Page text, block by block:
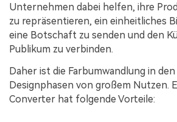
Unternehmen dabei helfen, ihre
zu repräsentieren, ein einheitliches
eine Botschaft zu senden und den
Publikum zu verbinden.
Daher ist die Farbumwandlung in
Designphasen von großem Nutzen.
Converter hat folgende Vorteile: